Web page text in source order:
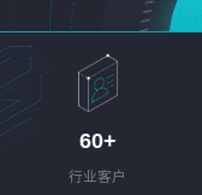
60+
行业客户